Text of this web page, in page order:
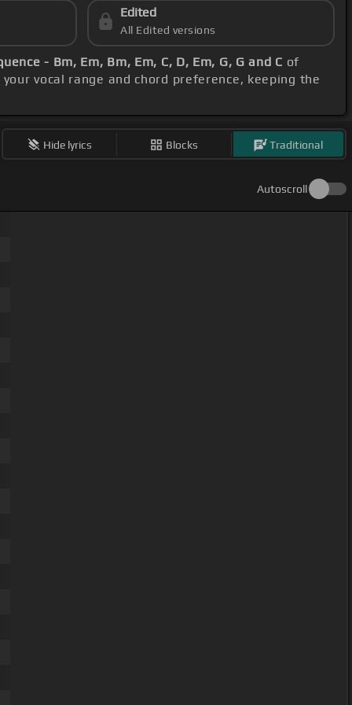
Edited
All Edited versions
- Bm, Em, Bm, Em, C, D, Em, G, G and C of
vocal range and chord preference, keeping the
Hide lyrics Blocks Traditional
Autoscroll